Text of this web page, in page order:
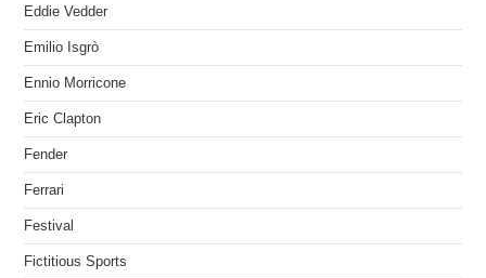
Eddie Vedder
Emilio Isgrò
Ennio Morricone
Eric Clapton
Fender
Ferrari
Festival
Fictitious Sports